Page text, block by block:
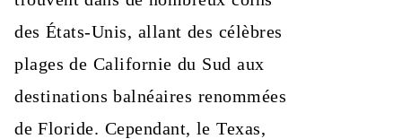
des États-Unis, allant des célèbres
plages de Californie du Sud aux
destinations balnéaires renommées
de Floride. Cependant, le Texas,